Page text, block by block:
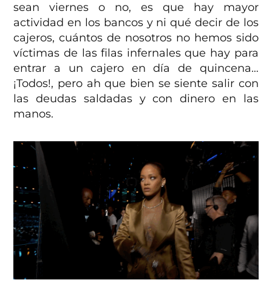
sean viernes o no, es que hay mayor
actividad en los bancos y ni qué decir de los
cajeros, cuántos de nosotros no hemos sido
víctimas de las filas infernales que hay para
entrar a un cajero en día de quincena…
¡Todos!, pero ah que bien se siente salir con
las deudas saldadas y con dinero en las
manos.